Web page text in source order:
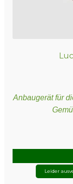
Anbaugerät für
Leider